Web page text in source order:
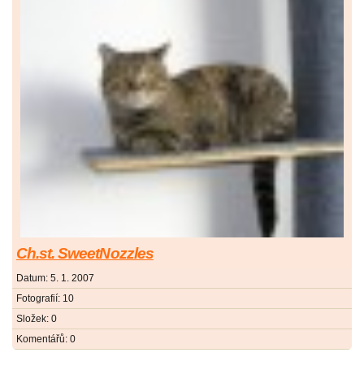
Ch.st. SweetNozzles
Datum: 5. 1. 2007
Fotografií: 10
Složek: 0
Komentářů: 0